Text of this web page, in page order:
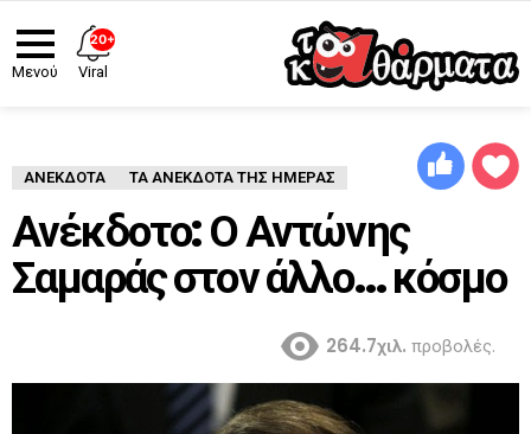
Μενού
ΑΝΈΚΔΟΤΑ ΤΑ ΑΝΕΚΔΟΤΑ ΤΗΣ ΗΜΕΡΑΣ
Ανέκδοτο: Ο Αντώνης
Σαμαράς στον άλλο… κόσμο
264.7χιλ. προβολές.
20+
Viral